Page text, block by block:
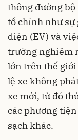
thông đường bộ
tố chính như sự
điện (EV) và
trường nghiêm
lớn trên thế giới
lệ xe không
xe mới, từ đó
các phương
sạch khác.